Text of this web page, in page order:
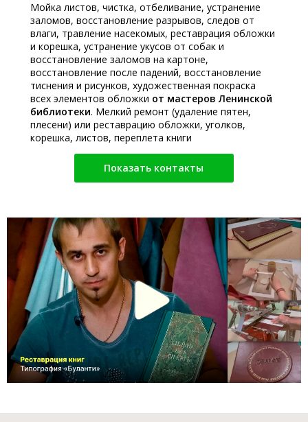
Мойка листов, чистка, отбеливание, устранение
заломов, восстановление разрывов, следов от
влаги, травление насекомых, реставрация обложки
и корешка, устранение укусов от собак и
восстановление заломов на картоне,
восстановление после падений, восстановление
тиснения и рисунков, художественная покраска
всех элементов обложки от мастеров Ленинской
библиотеки. Мелкий ремонт (удаление пятен,
плесени) или реставрацию обложки, уголков,
корешка, листов, переплета книги
Показать контакты